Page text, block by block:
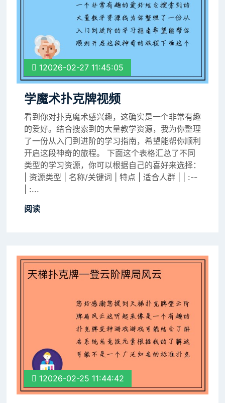
12026-02-27 11:45:05
学魔术扑克牌视频
看到你对扑克魔术感兴趣，这确实是一个非常有趣
的爱好。结合搜索到的大量教学资源，我为你整理
了一份从入门到进阶的学习指南，希望能帮你顺利
开启这段神奇的旅程。 下面这个表格汇总了不同
类型的学习资源，你可以根据自己的喜好来选择：
| 资源类型 | 名称/关键词 | 特点 | 适合人群 | | :--
| :...
阅读
12026-02-25 11:44:42